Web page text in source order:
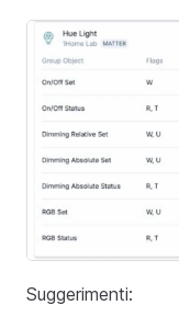
Suggerimenti: